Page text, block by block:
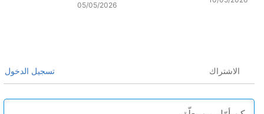
05/05/2026
الاشتراك تسجيل الدخول